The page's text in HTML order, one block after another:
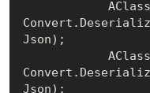
Json);